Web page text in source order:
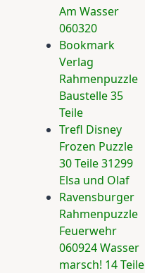
Am Wasser
060320
Bookmark
Verlag
Rahmenpuzzle
Baustelle 35
Teile
Trefl Disney
Frozen Puzzle
30 Teile 31299
Elsa und Olaf
Ravensburger
Rahmenpuzzle
Feuerwehr
060924 Wasser
marsch! 14 Teile